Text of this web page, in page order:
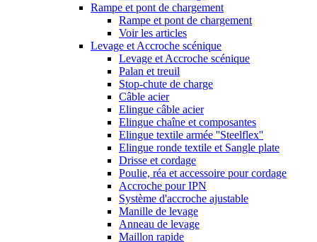
Rampe et pont de chargement
Rampe et pont de chargement
Voir les articles
Levage et Accroche scénique
Levage et Accroche scénique
Palan et treuil
Stop-chute de charge
Câble acier
Elingue câble acier
Elingue chaîne et composantes
Elingue textile armée ''Steelflex''
Elingue ronde textile et Sangle plate
Drisse et cordage
Poulie, réa et accessoire pour cordage
Accroche pour IPN
Système d'accroche ajustable
Manille de levage
Anneau de levage
Maillon rapide